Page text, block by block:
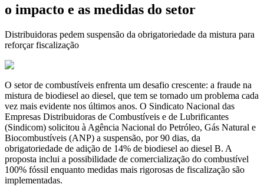
o impacto e as medidas do setor
Distribuidoras pedem suspensão da obrigatoriedade da mistura para
reforçar fiscalização
O setor de combustíveis enfrenta um desafio crescente: a fraude na
mistura de biodiesel ao diesel, que tem se tornado um problema cada
vez mais evidente nos últimos anos. O Sindicato Nacional das
Empresas Distribuidoras de Combustíveis e de Lubrificantes
(Sindicom) solicitou à Agência Nacional do Petróleo, Gás Natural e
Biocombustíveis (ANP) a suspensão, por 90 dias, da
obrigatoriedade de adição de 14% de biodiesel ao diesel B. A
proposta inclui a possibilidade de comercialização do combustível
100% fóssil enquanto medidas mais rigorosas de fiscalização são
implementadas.